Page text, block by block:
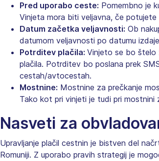
Pred uporabo ceste: Pomembno je
Vinjeta mora biti veljavna, če
Datum začetka veljavnosti: Ob
datumom veljavnosti po datumu
Potrditev plačila: Vinjeto se bo štelo
plačila. Potrditev bo poslana prek
cestah/avtocestah.
Mostnine: Mostnine za prečkanje
Tako kot pri vinjeti je tudi pri
Nasveti za
Upravljanje plačil cestnin je bistven del
Romuniji. Z uporabo pravih strategij je